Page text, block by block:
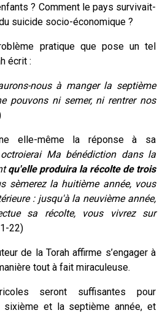
? Comment le pays survivait-
suicide socio-économique ?
pratique que pose un tel
écrit :
nous à manger la septième
pouvons ni semer, ni rentrer nos
elle-même la réponse à sa
Ma bénédiction dans la
qu'elle produira la récolte de trois
sèmerez la huitième année, vous
: jusqu'à la neuvième année,
sa récolte, vous vivrez sur
22)
de la Torah affirme s’engager à
tout à fait miraculeuse.
seront suffisantes pour
et la septième année, et